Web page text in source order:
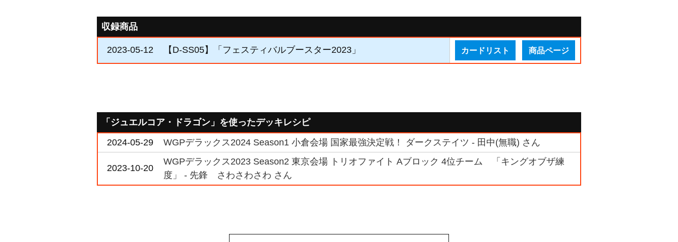
収録商品
2023-05-12 【D-SS05】「フェスティバルブースター2023」 カードリスト 商品ページ
「ジュエルコア・ドラゴン」を使ったデッキレシピ
2024-05-29
WGPデラックス2024 Season1 小倉会場 国家最強決定戦！ ダークステイツ - 田中(無職) さん
2023-10-20
WGPデラックス2023 Season2 東京会場 トリオファイト Aブロック 4位チーム 「キングオブザ練
度」 - 先鋒 さわさわさわ さん